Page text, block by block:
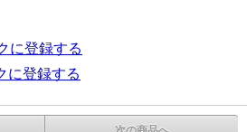
に登録する
に登録する